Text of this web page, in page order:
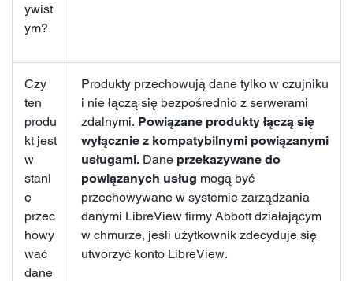
ywist
ym?
Czy
ten
produ
kt jest
w
stani
e
przec
howy
wać
dane
Produkty przechowują dane tylko w czujniku
i nie łączą się bezpośrednio z serwerami
zdalnymi. Powiązane produkty łączą się
wyłącznie z kompatybilnymi powiązanymi
usługami. Dane przekazywane do
powiązanych usług mogą być
przechowywane w systemie zarządzania
danymi LibreView firmy Abbott działającym
w chmurze, jeśli użytkownik zdecyduje się
utworzyć konto LibreView.